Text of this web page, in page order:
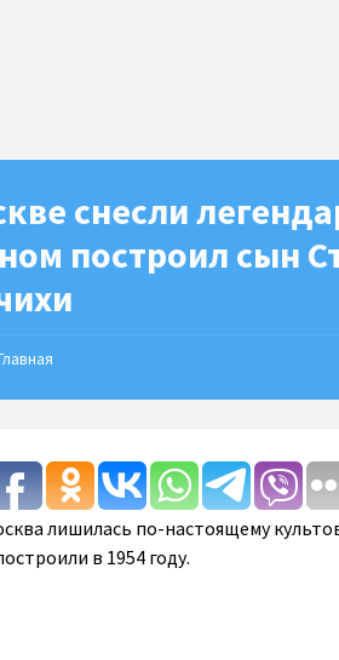
снесли
построил сын
лишилась по-настоящему
в 1954 году.